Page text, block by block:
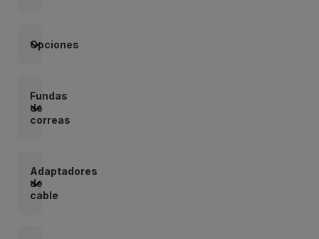
Opciones
Fundas
de
correas
Adaptadores
de
cable